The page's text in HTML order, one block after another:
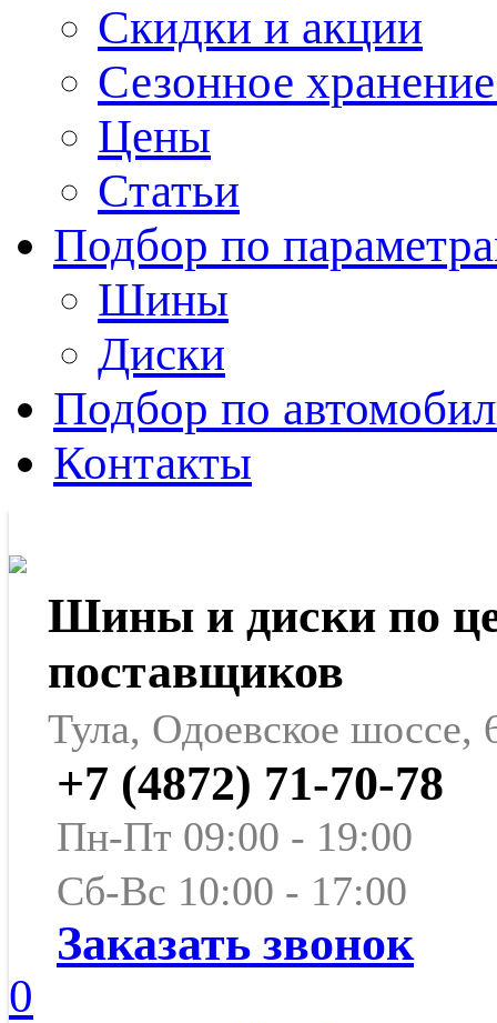
Скидки и акции
Сезонное
Цены
Статьи
Подбор по
Шины
Диски
Подбор по
Контакты
Шины и диски по
поставщиков
Тула, Одоевское шоссе,
+7 (4872) 71-70-78
Пн-Пт 09:00 - 19:00
Сб-Вс 10:00 - 17:00
Заказать звонок
0